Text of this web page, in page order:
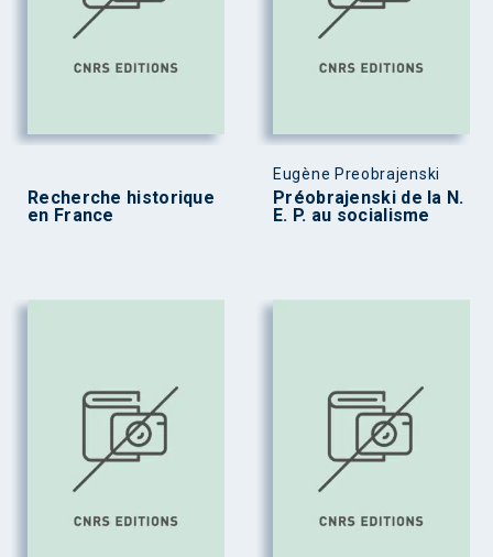
Recherche historique
en France
Eugène Preobrajenski
Préobrajenski de la N.
E. P. au socialisme